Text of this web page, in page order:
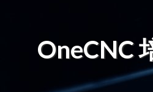
OneCNC